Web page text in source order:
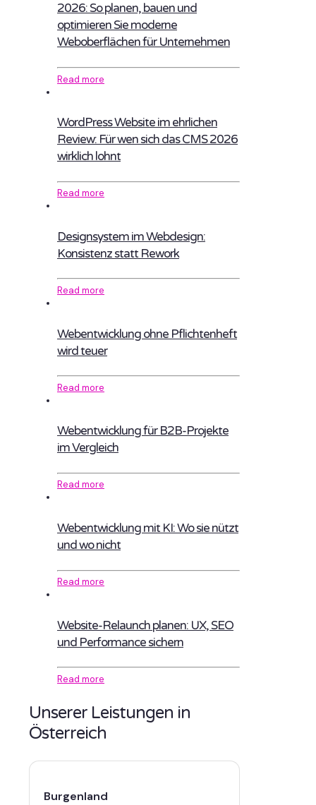
2026: So planen, bauen und
optimieren Sie moderne
Weboberflächen für Unternehmen
Read more
WordPress Website im ehrlichen
Review: Für wen sich das CMS 2026
wirklich lohnt
Read more
Designsystem im Webdesign:
Konsistenz statt Rework
Read more
Webentwicklung ohne Pflichtenheft
wird teuer
Read more
Webentwicklung für B2B-Projekte
im Vergleich
Read more
Webentwicklung mit KI: Wo sie nützt
und wo nicht
Read more
Website-Relaunch planen: UX, SEO
und Performance sichern
Read more
Unserer Leistungen in
Österreich
Burgenland